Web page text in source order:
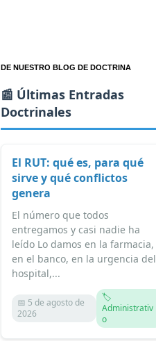
DE NUESTRO BLOG DE DOCTRINA
📰 Últimas Entradas
Doctrinales
El RUT: qué es, para qué
sirve y qué conflictos
genera
El número que todos
entregamos y casi nadie ha
leído Lo damos en la farmacia,
en el banco, en la urgencia del
hospital,...
📅 5 de agosto de
2026
🏷️
Administrativ
o